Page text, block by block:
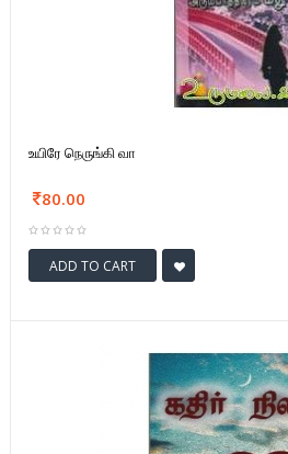
உயிரே நெருங்கி வா
80.00
ADD TO CART